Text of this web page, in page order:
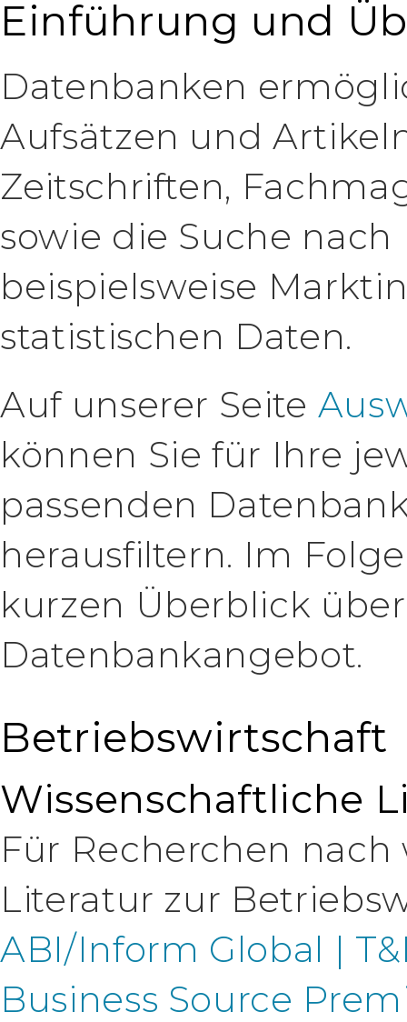
Einführung und
Datenbanken
Aufsätzen und
Zeitschriften,
sowie die Suche
beispielsweise
statistischen Daten.
Auf unserer Seite
können Sie für Ihre
passenden
herausfiltern. Im
kurzen Überblick
Datenbankangebot.
Betriebswirtschaft
Wissenschaftliche
Für Recherchen
Literatur zur
ABI/Inform Global |
Business Source